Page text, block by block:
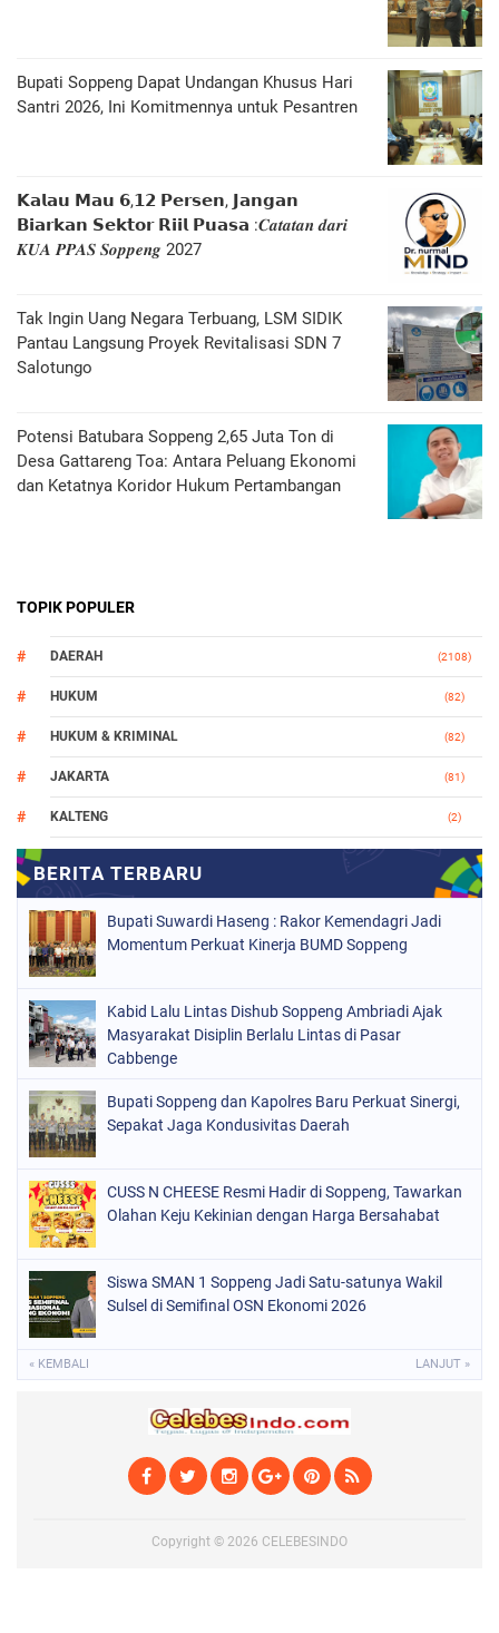
Bupati Soppeng Dapat Undangan Khusus Hari
Santri 2026, Ini Komitmennya untuk Pesantren
𝗞𝗮𝗹𝗮𝘂 𝗠𝗮𝘂 𝟲,𝟭𝟮 𝗣𝗲𝗿𝘀𝗲𝗻, 𝗝𝗮𝗻𝗴𝗮𝗻
𝗕𝗶𝗮𝗿𝗸𝗮𝗻 𝗦𝗲𝗸𝘁𝗼𝗿 𝗥𝗶𝗶𝗹 𝗣𝘂𝗮𝘀𝗮 :𝑪𝒂𝒕𝒂𝒕𝒂𝒏 𝒅𝒂𝒓𝒊
𝑲𝑼𝑨 𝑷𝑷𝑨𝑺 𝑺𝒐𝒑𝒑𝒆𝒏𝒈 2027
Tak Ingin Uang Negara Terbuang, LSM SIDIK
Pantau Langsung Proyek Revitalisasi SDN 7
Salotungo
Potensi Batubara Soppeng 2,65 Juta Ton di
Desa Gattareng Toa: Antara Peluang Ekonomi
dan Ketatnya Koridor Hukum Pertambangan
TOPIK POPULER
DAERAH (2108)
HUKUM (82)
HUKUM & KRIMINAL (82)
JAKARTA (81)
KALTENG (2)
(147)
NASIONAL (1021)
ORGANISASI
PERISTIWA
POLITIK (220)
POLRI
SOPPENG (1889)
SULSEL
Bupati Suwardi Haseng : Rakor Kemendagri Jadi
Momentum Perkuat Kinerja BUMD Soppeng
Kabid Lalu Lintas Dishub Soppeng Ambriadi Ajak
Masyarakat Disiplin Berlalu Lintas di Pasar
Cabbenge
Bupati Soppeng dan Kapolres Baru Perkuat Sinergi,
Sepakat Jaga Kondusivitas Daerah
CUSS N CHEESE Resmi Hadir di Soppeng, Tawarkan
Olahan Keju Kekinian dengan Harga Bersahabat
Siswa SMAN 1 Soppeng Jadi Satu-satunya Wakil
Sulsel di Semifinal OSN Ekonomi 2026
« KEMBALI LANJUT »
Copyright © 2026 CELEBESINDO